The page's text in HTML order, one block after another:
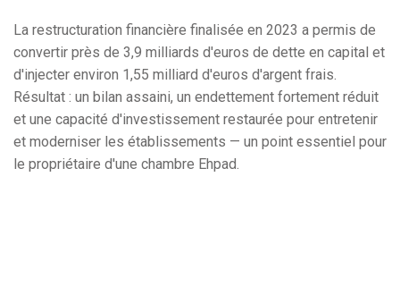
La restructuration financière finalisée en 2023 a permis de
convertir près de 3,9 milliards d'euros de dette en capital et
d'injecter environ 1,55 milliard d'euros d'argent frais.
Résultat : un bilan assaini, un endettement fortement réduit
et une capacité d'investissement restaurée pour entretenir
et moderniser les établissements — un point essentiel pour
le propriétaire d'une chambre Ehpad.